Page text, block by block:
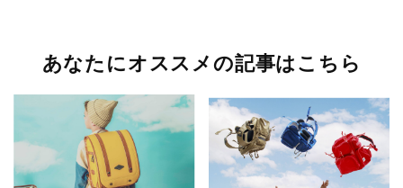
あなたにオススメの記事はこちら